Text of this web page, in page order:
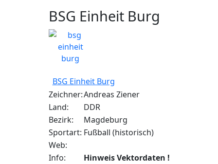
BSG Einheit Burg
BSG Einheit Burg
Zeichner:Andreas Ziener
Land:
DDR
Bezirk:
Magdeburg
Sportart: Fußball (historisch)
Web:
Info:
Hinweis Vektordaten !